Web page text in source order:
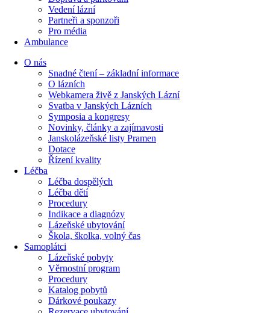
Vedení lázní
Partneři a sponzoři
Pro média
Ambulance
O nás
Snadné čtení – základní informace
O lázních
Webkamera živě z Janských Lázní
Svatba v Janských Lázních
Symposia a kongresy
Novinky, články a zajímavosti
Janskolázeňské listy Pramen
Dotace
Řízení kvality
Léčba
Léčba dospělých
Léčba dětí
Procedury
Indikace a diagnózy
Lázeňské ubytování
Škola, školka, volný čas
Samoplátci
Lázeňské pobyty
Věrnostní program
Procedury
Katalog pobytů
Dárkové poukazy​